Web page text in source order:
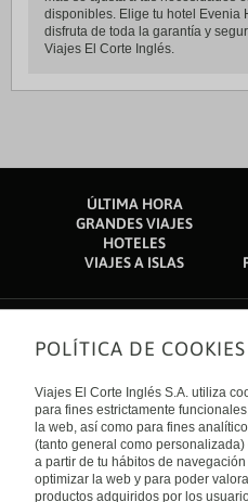
disponibles. Elige tu hotel Evenia
disfruta de toda la garantía y
Viajes El Corte Inglés.
ÚLTIMA HORA
GRANDES VIAJES
HOTELES
VIAJES A ISLAS
Sobre nosotros
Quiénes somos
Financiación
Sostenibilidad
Turismo accesible
Tarjeta El Corte Inglés
Trabaja con nosotros
El Corte Inglés
Enlaces de interés
Guías de viaje
Catálogos
Auto check-in
Internacional
POLÍTICA DE COOKIES
Viajes El Corte Inglés S.A. utiliza
para fines estrictamente
la web, así como para fines
(tanto general como
a partir de tu hábitos de
optimizar la web y para poder
productos adquiridos por los